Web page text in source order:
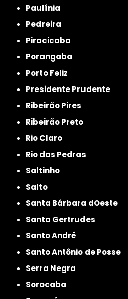
Paulínia
Pedreira
Piracicaba
Porangaba
Porto Feliz
Presidente Prudente
Ribeirão Pires
Ribeirão Preto
Rio Claro
Rio das Pedras
Saltinho
Salto
Santa Bárbara dOeste
Santa Gertrudes
Santo André
Santo Antônio de Posse
Serra Negra
Sorocaba